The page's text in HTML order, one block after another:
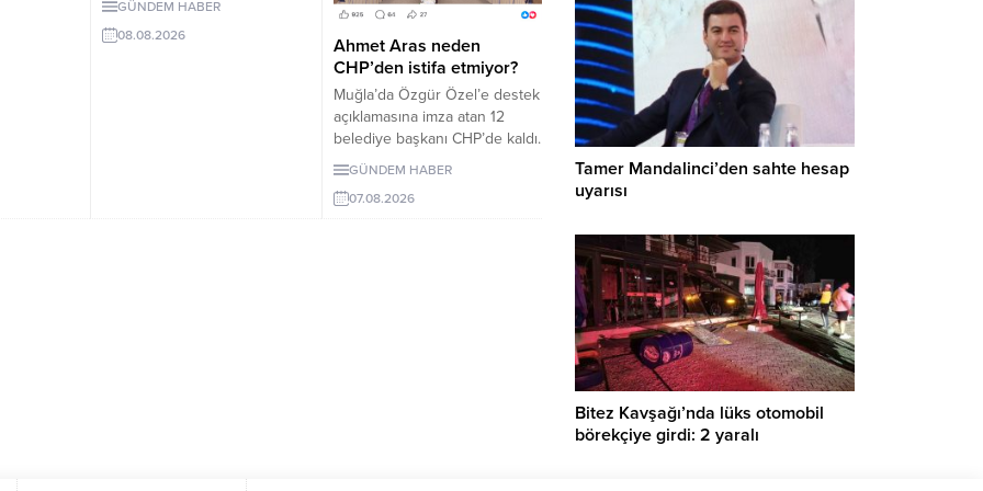
erteleme düzenlemeleri
GÜNDEM HABER
08.08.2026
Ahmet Aras neden
CHP’den istifa etmiyor?
Muğla’da Özgür Özel’e destek
açıklamasına imza atan 12
belediye başkanı CHP’de kaldı.
Milletvekilleri Yeni Parti’ye
başkanlarının tutumu ve CHP
GÜNDEM HABER
07.08.2026
Tamer Mandalinci’den sahte hesap
uyarısı
Bitez Kavşağı’nda lüks otomobil
börekçiye girdi: 2 yaralı